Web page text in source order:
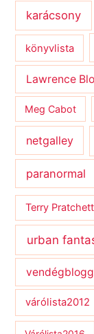
karácsony
könyvlista
Lawrence
Meg Cabot
netgalley
paranormal
Terry Pratchett
urban
várólista2012